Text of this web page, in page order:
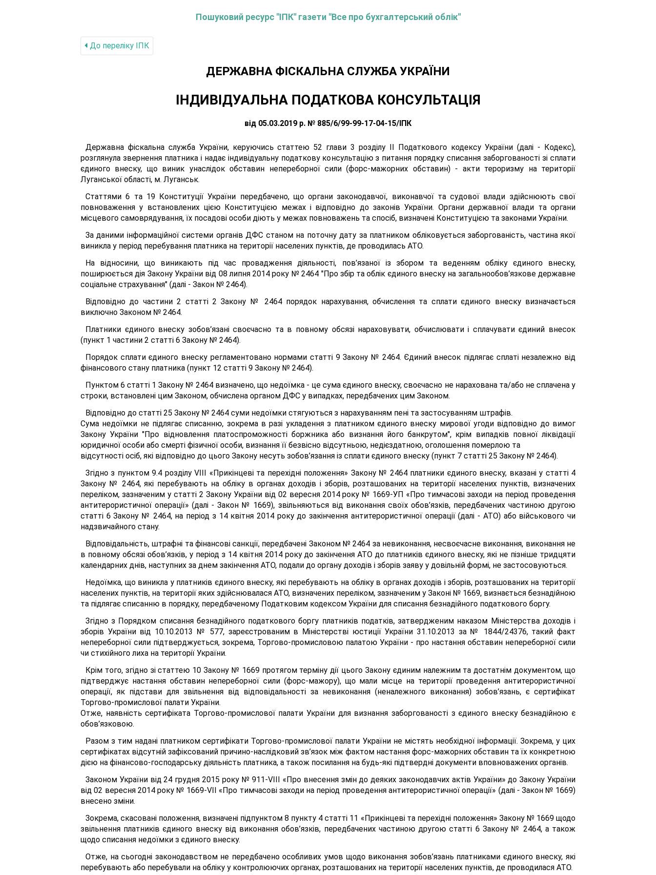
Пошуковий ресурс "ІПК" газети "Все про бухгалтерський облік"
До переліку IПК
ДЕРЖАВНА ФІСКАЛЬНА СЛУЖБА УКРАЇНИ
ІНДИВІДУАЛЬНА ПОДАТКОВА КОНСУЛЬТАЦІЯ
від 05.03.2019 р. № 885/6/99-99-17-04-15/ІПК
Державна фіскальна служба України, керуючись статтею 52 глави 3 розділу II Податкового кодексу України (далі - Кодекс),
розглянула звернення платника і надає індивідуальну податкову консультацію з питання порядку списання заборгованості зі сплати
єдиного внеску, що виник унаслідок обставин непереборної сили (форс-мажорних обставин) - акти тероризму на території
Луганської області, м. Луганськ.
Статтями 6 та 19 Конституції України передбачено, що органи законодавчої, виконавчої та судової влади здійснюють свої
повноваження у встановлених цією Конституцією межах і відповідно до законів України. Органи державної влади та органи
місцевого самоврядування, їх посадові особи діють у межах повноважень та спосіб, визначені Конституцією та законами України.
За даними інформаційної системи органів ДФС станом на поточну дату за платником обліковується заборгованість, частина якої
виникла у період перебування платника на території населених пунктів, де проводилась АТО.
На відносини, що виникають під час провадження діяльності, пов’язаної із збором та веденням обліку єдиного внеску,
поширюється дія Закону України від 08 липня 2014 року № 2464 "Про збір та облік єдиного внеску на загальнообов’язкове державне
соціальне страхування" (далі - Закон № 2464).
Відповідно до частини 2 статті 2 Закону № 2464 порядок нарахування, обчислення та сплати єдиного внеску визначається
виключно Законом № 2464.
Платники єдиного внеску зобов’язані своєчасно та в повному обсязі нараховувати, обчислювати і сплачувати єдиний внесок
(пункт 1 частини 2 статті 6 Закону № 2464).
Порядок сплати єдиного внеску регламентовано нормами статті 9 Закону № 2464. Єдиний внесок підлягає сплаті незалежно від
фінансового стану платника (пункт 12 статті 9 Закону № 2464).
Пунктом 6 статті 1 Закону № 2464 визначено, що недоїмка - це сума єдиного внеску, своєчасно не нарахована та/або не сплачена у
строки, встановлені цим Законом, обчислена органом ДФС у випадках, передбачених цим Законом.
Відповідно до статті 25 Закону № 2464 суми недоїмки стягуються з нарахуванням пені та застосуванням штрафів.
Сума недоїмки не підлягає списанню, зокрема в разі укладення з платником єдиного внеску мирової угоди відповідно до вимог
Закону України "Про відновлення платоспроможності боржника або визнання його банкрутом", крім випадків повної ліквідації
юридичної особи або смерті фізичної особи, визнання її безвісно відсутньою, недієздатною, оголошення померлою та
відсутності осіб, які відповідно до цього Закону несуть зобов’язання із сплати єдиного внеску (пункт 7 статті 25 Закону № 2464).
Згідно з пунктом 9.4 розділу VIII «Прикінцеві та перехідні положення» Закону № 2464 платники єдиного внеску, вказані у статті 4
Закону № 2464, які перебувають на обліку в органах доходів і зборів, розташованих на території населених пунктів, визначених
переліком, зазначеним у статті 2 Закону України від 02 вересня 2014 року № 1669-УП «Про тимчасові заходи на період проведення
антитерористичної операції» (далі - Закон № 1669), звільняються від виконання своїх обов’язків, передбачених частиною другою
статті 6 Закону № 2464, на період з 14 квітня 2014 року до закінчення антитерористичної операції (далі - АТО) або військового чи
надзвичайного стану.
Відповідальність, штрафні та фінансові санкції, передбачені Законом № 2464 за невиконання, несвоєчасне виконання, виконання не
в повному обсязі обов’язків, у період з 14 квітня 2014 року до закінчення АТО до платників єдиного внеску, які не пізніше тридцяти
календарних днів, наступних за днем закінчення АТО, подали до органу доходів і зборів заяву у довільній формі, не застосовуються.
Недоїмка, що виникла у платників єдиного внеску, які перебувають на обліку в органах доходів і зборів, розташованих на території
населених пунктів, на території яких здійснювалася АТО, визначених переліком, зазначеним у Законі № 1669, визнається безнадійною
та підлягає списанню в порядку, передбаченому Податковим кодексом України для списання безнадійного податкового боргу.
Згідно з Порядком списання безнадійного податкового боргу платників податків, затвердженим наказом Міністерства доходів і
зборів України від 10.10.2013 № 577, зареєстрованим в Міністерстві юстиції України 31.10.2013 за № 1844/24376, такий факт
непереборної сили підтверджується, зокрема, Торгово-промисловою палатою України - про настання обставин непереборної сили
чи стихійного лиха на території України.
Крім того, згідно зі статтею 10 Закону № 1669 протягом терміну дії цього Закону єдиним належним та достатнім документом, що
підтверджує настання обставин непереборної сили (форс-мажору), що мали місце на території проведення антитерористичної
операції, як підстави для звільнення від відповідальності за невиконання (неналежного виконання) зобов’язань, є сертифікат
Торгово-промислової палати України.
Отже, наявність сертифіката Торгово-промислової палати України для визнання заборгованості з єдиного внеску безнадійною є
обов’язковою.
Разом з тим надані платником сертифікати Торгово-промислової палати України не містять необхідної інформації. Зокрема, у цих
сертифікатах відсутній зафіксований причино-наслідковий зв’язок між фактом настання форс-мажорних обставин та їх конкретною
дією на фінансово-господарську діяльність платника, а також посилання на будь-які підтвердні документи вповноважених органів.
Законом України від 24 грудня 2015 року № 911-VIII «Про внесення змін до деяких законодавчих актів України» до Закону України
від 02 вересня 2014 року № 1669-VII «Про тимчасові заходи на період проведення антитерористичної операції» (далі - Закон № 1669)
внесено зміни.
Зокрема, скасовані положення, визначені підпунктом 8 пункту 4 статті 11 «Прикінцеві та перехідні положення» Закону № 1669 щодо
звільнення платників єдиного внеску від виконання обов’язків, передбачених частиною другою статті 6 Закону № 2464, а також
щодо списання недоїмки з єдиного внеску.
Отже, на сьогодні законодавством не передбачено особливих умов щодо виконання зобов’язань платниками єдиного внеску, які
перебувають або перебували на обліку у контролюючих органах, розташованих на території населених пунктів, де проводилася АТО.